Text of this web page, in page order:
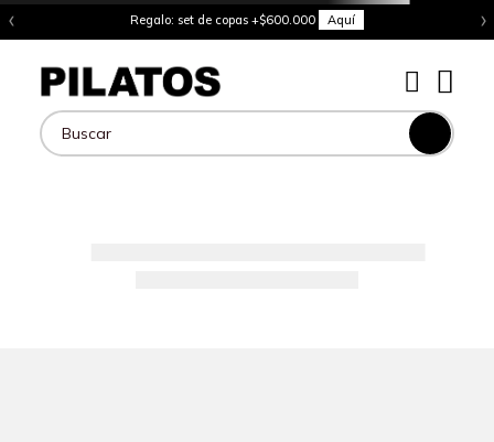
‹ Regalo: set de copas +$600.000 Aquí ›
Buscar